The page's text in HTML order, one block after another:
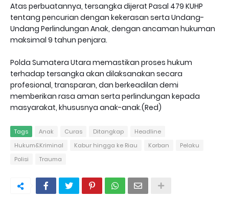
Atas perbuatannya, tersangka dijerat Pasal 479 KUHP
tentang pencurian dengan kekerasan serta Undang-
Undang Perlindungan Anak, dengan ancaman hukuman
maksimal 9 tahun penjara.
Polda Sumatera Utara memastikan proses hukum
terhadap tersangka akan dilaksanakan secara
profesional, transparan, dan berkeadilan demi
memberikan rasa aman serta perlindungan kepada
masyarakat, khususnya anak-anak.(Red)
Tags Anak Curas Ditangkap
Headline
Hukum&Kriminal
Kabur hingga ke Riau Korban
Pelaku
Polisi
Trauma